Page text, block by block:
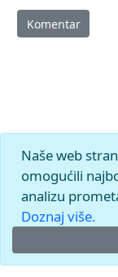
Komentar
Naše web
omogućili
analizu
Doznaj više.
© 2026.